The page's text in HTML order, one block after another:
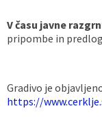
V času javne
pripombe in
Gradivo je
https://